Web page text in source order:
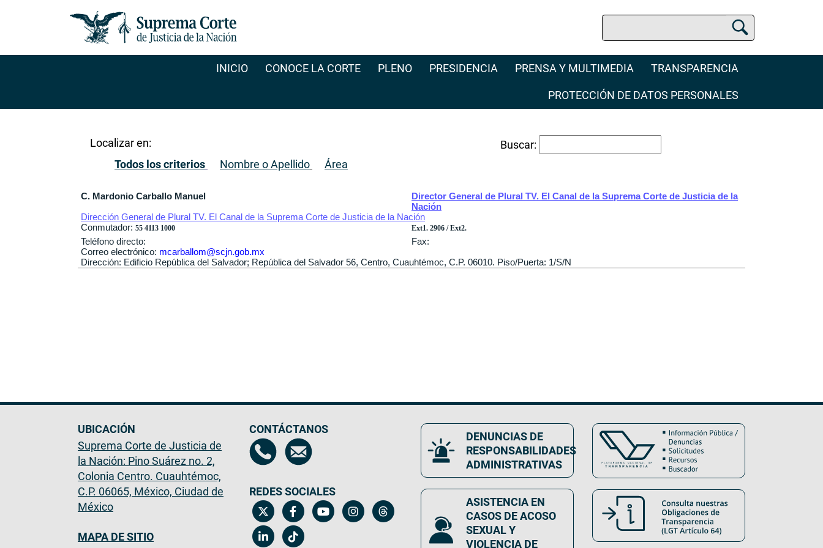
Buscar
INICIO CONOCE LA CORTE PLENO PRESIDENCIA PRENSA Y MULTIMEDIA TRANSPARENCIA
PROTECCIÓN DE DATOS PERSONALES
Localizar en:
Todos los criterios
Nombre o Apellido Área
Buscar:
C. Mardonio Carballo Manuel
Director General de Plural TV. El Canal de la Suprema Corte de Justicia de la
Nación
Dirección General de Plural TV. El Canal de la Suprema Corte de Justicia de la Nación
Conmutador: 55 4113 1000 Ext1. 2906 / Ext2.
Teléfono directo:
Fax:
Correo electrónico: mcarballom@scjn.gob.mx
Dirección: Edificio República del Salvador; República del Salvador 56, Centro, Cuauhtémoc, C.P. 06010. Piso/Puerta: 1/S/N
UBICACIÓN
Suprema Corte de Justicia de
la Nación: Pino Suárez no. 2,
Colonia Centro. Cuauhtémoc,
C.P. 06065, México, Ciudad de
México
MAPA DE SITIO
CONTÁCTANOS
REDES SOCIALES
DENUNCIAS DE
RESPONSABILIDADES
ADMINISTRATIVAS
ASISTENCIA EN
CASOS DE ACOSO
SEXUAL Y
VIOLENCIA DE